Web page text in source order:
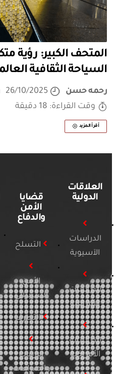
المتحف الكبير: رؤية
السياحة الثقافية
رحمه حسن
26/10/2025
وقت القراءة: 18 دقيقة
أقرأ المزيد
العلاقات
الدولية
الدراسات
الآسيوية
الدراسات
الأفريقية
الدراسات
الأمريكية
قضايا
الأمن
والدفاع
التسلح
الأمن
السيبراني
التطرف
الإرهاب
والصراعات